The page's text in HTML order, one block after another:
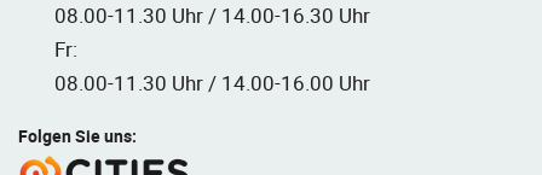
08.00-11.30 Uhr / 14.00-16.30 Uhr
Fr:
08.00-11.30 Uhr / 14.00-16.00 Uhr
Folgen Sie uns: